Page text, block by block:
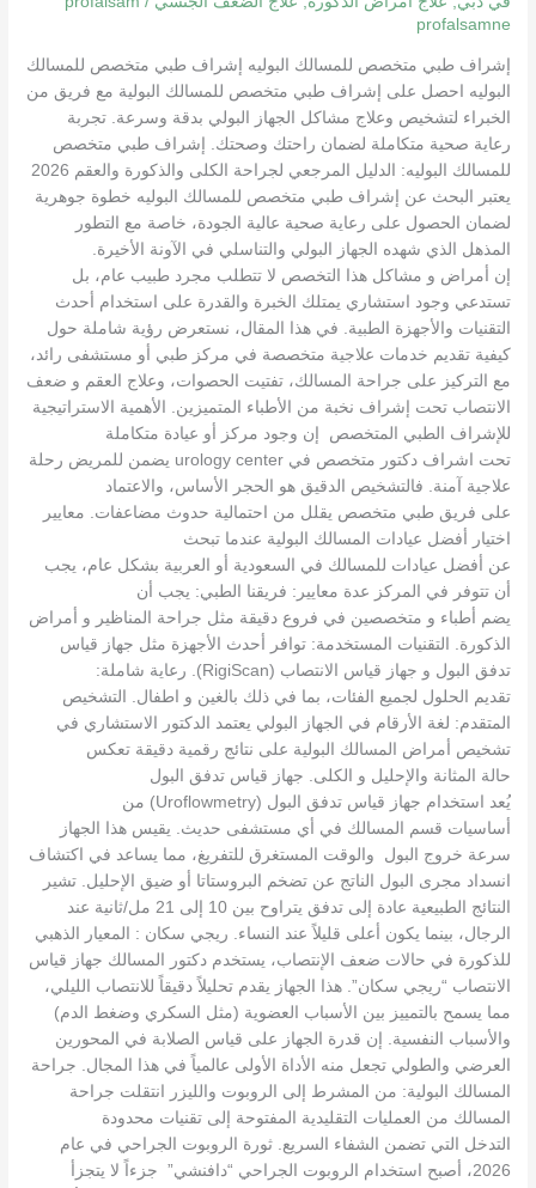
profalsamne
إشراف طبي متخصص للمسالك البوليه إشراف طبي متخصص للمسالك
البوليه احصل على إشراف طبي متخصص للمسالك البولية مع فريق من
الخبراء لتشخيص وعلاج مشاكل الجهاز البولي بدقة وسرعة. تجربة
رعاية صحية متكاملة لضمان راحتك وصحتك. إشراف طبي متخصص
للمسالك البوليه: الدليل المرجعي لجراحة الكلى والذكورة والعقم 2026
يعتبر البحث عن إشراف طبي متخصص للمسالك البوليه خطوة جوهرية
لضمان الحصول على رعاية صحية عالية الجودة، خاصة مع التطور
المذهل الذي شهده الجهاز البولي والتناسلي في الآونة الأخيرة.
إن أمراض و مشاكل هذا التخصص لا تتطلب مجرد طبيب عام، بل
تستدعي وجود استشاري يمتلك الخبرة والقدرة على استخدام أحدث
التقنيات والأجهزة الطبية. في هذا المقال، نستعرض رؤية شاملة حول
كيفية تقديم خدمات علاجية متخصصة في مركز طبي أو مستشفى رائد،
مع التركيز على جراحة المسالك، تفتيت الحصوات، وعلاج العقم و ضعف
الانتصاب تحت إشراف نخبة من الأطباء المتميزين. الأهمية الاستراتيجية
للإشراف الطبي المتخصص إن وجود مركز أو عيادة متكاملة
تحت اشراف دكتور متخصص في urology center يضمن للمريض رحلة
علاجية آمنة. فالتشخيص الدقيق هو الحجر الأساس، والاعتماد
على فريق طبي متخصص يقلل من احتمالية حدوث مضاعفات. معايير
اختيار أفضل عيادات المسالك البولية عندما تبحث
عن أفضل عيادات للمسالك في السعودية أو العربية بشكل عام، يجب
أن تتوفر في المركز عدة معايير: فريقنا الطبي: يجب أن
يضم أطباء و متخصصين في فروع دقيقة مثل جراحة المناظير و أمراض
الذكورة. التقنيات المستخدمة: توافر أحدث الأجهزة مثل جهاز قياس
تدفق البول و جهاز قياس الانتصاب (RigiScan). رعاية شاملة:
تقديم الحلول لجميع الفئات، بما في ذلك بالغين و اطفال. التشخيص
المتقدم: لغة الأرقام في الجهاز البولي يعتمد الدكتور الاستشاري في
تشخيص أمراض المسالك البولية على نتائج رقمية دقيقة تعكس
حالة المثانة والإحليل و الكلى. جهاز قياس تدفق البول
يُعد استخدام جهاز قياس تدفق البول (Uroflowmetry) من
أساسيات قسم المسالك في أي مستشفى حديث. يقيس هذا الجهاز
سرعة خروج البول والوقت المستغرق للتفريغ، مما يساعد في اكتشاف
انسداد مجرى البول الناتج عن تضخم البروستاتا أو ضيق الإحليل. تشير
النتائج الطبيعية عادة إلى تدفق يتراوح بين 10 إلى 21 مل/ثانية عند
الرجال، بينما يكون أعلى قليلاً عند النساء. ريجي سكان : المعيار الذهبي
للذكورة في حالات ضعف الإنتصاب، يستخدم دكتور المسالك جهاز قياس
الانتصاب “ريجي سكان”. هذا الجهاز يقدم تحليلاً دقيقاً للانتصاب الليلي،
مما يسمح بالتمييز بين الأسباب العضوية (مثل السكري وضغط الدم)
والأسباب النفسية. إن قدرة الجهاز على قياس الصلابة في المحورين
العرضي والطولي تجعل منه الأداة الأولى عالمياً في هذا المجال. جراحة
المسالك البولية: من المشرط إلى الروبوت والليزر انتقلت جراحة
المسالك من العمليات التقليدية المفتوحة إلى تقنيات محدودة
التدخل التي تضمن الشفاء السريع. ثورة الروبوت الجراحي في عام
2026، أصبح استخدام الروبوت الجراحي “دافنشي” جزءاً لا يتجزأ